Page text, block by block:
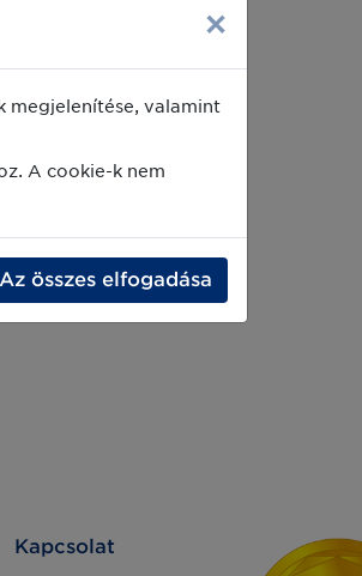
Kapcsolat
×
megjelenítése, valamint
A cookie-k nem
Az összes elfogadása